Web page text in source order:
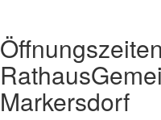
Öffnungszeiten
Rathaus
Markersdorf